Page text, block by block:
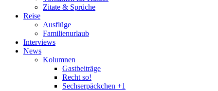
Zitate & Sprüche
Reise
Ausflüge
Familienurlaub
Interviews
News
Kolumnen
Gastbeiträge
Recht so!
Sechserpäckchen +1